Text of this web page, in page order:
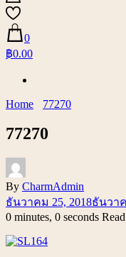
0
฿0.00
Home 77270
77270
By CharmAdmin
ธันวาคม 25, 2018ธันวา
0 minutes, 0 seconds Read